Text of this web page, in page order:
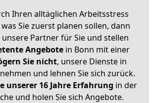
Ihren alltäglichen Arbeitsstress
Sie zuerst planen sollen, dann
Partner für Sie und stellen
Angebote in Bonn mit einer
Sie nicht, unsere Dienste in
und lehnen Sie sich zurück.
unserer 16 Jahre Erfahrung in der
und holen Sie sich Angebote.